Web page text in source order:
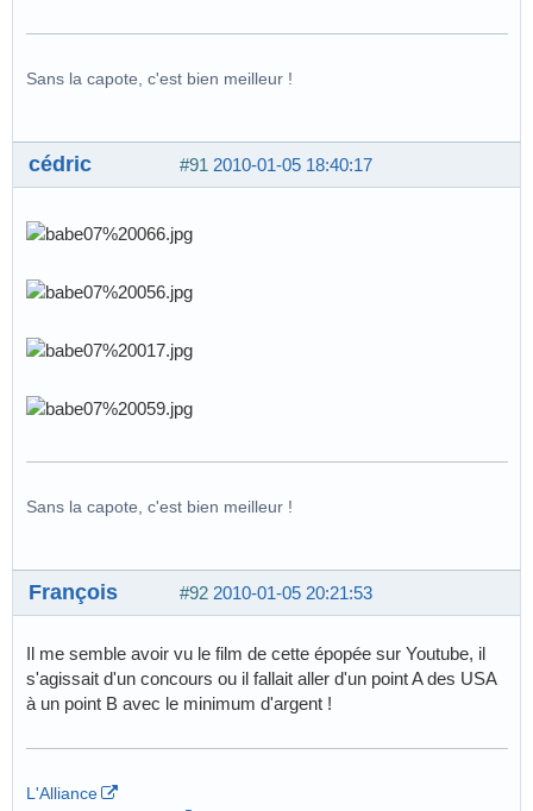
Sans la capote, c'est bien meilleur !
#91 2010-01-05 18:40:17
cédric
Sans la capote, c'est bien meilleur !
#92 2010-01-05 20:21:53
François
Il me semble avoir vu le film de cette épopée sur Youtube, il
s'agissait d'un concours ou il fallait aller d'un point A des USA
à un point B avec le minimum d'argent !
L'Alliance